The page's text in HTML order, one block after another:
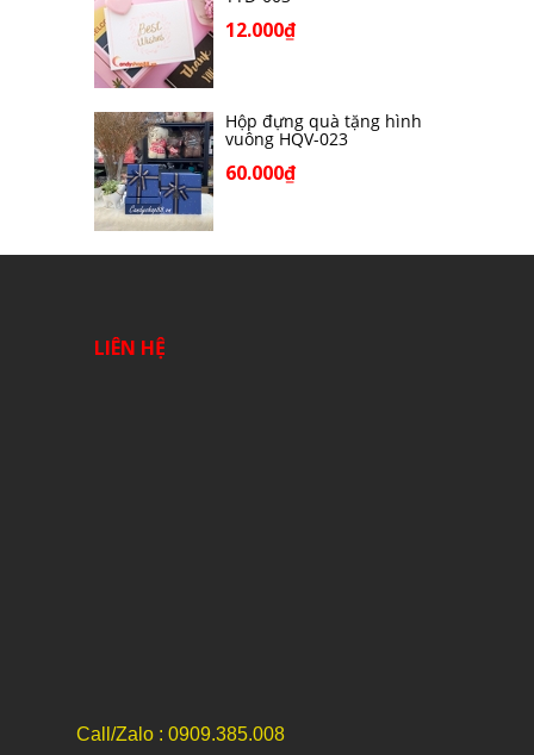
12.000₫
Hộp đựng quà tặng hình
vuông HQV-023
60.000₫
LIÊN HỆ
Call/Zalo : 0909.385.008